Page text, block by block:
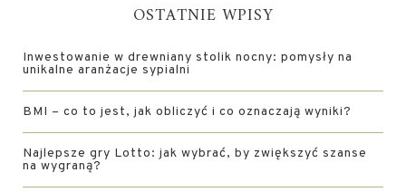
OSTATNIE WPISY
Inwestowanie w drewniany stolik nocny: pomysły na
unikalne aranżacje sypialni
BMI – co to jest, jak obliczyć i co oznaczają wyniki?
Najlepsze gry Lotto: jak wybrać, by zwiększyć szanse
na wygraną?